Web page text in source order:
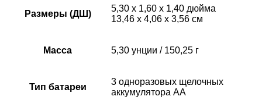
Размеры (ДШ)
5,30 х 1,60 х 1,40 дюйма
13,46 х 4,06 х 3,56 см
Масса 5,30 унции / 150,25 г
Тип батареи
3 одноразовых щелочных
аккумулятора AA